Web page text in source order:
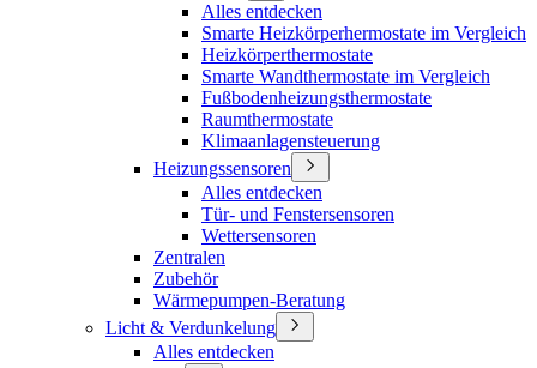
Alles entdecken
Smarte Heizkörperhermostate im Vergleich
Heizkörperthermostate
Smarte Wandthermostate im Vergleich
Fußbodenheizungsthermostate
Raumthermostate
Klimaanlagensteuerung
Heizungssensoren
Alles entdecken
Tür- und Fenstersensoren
Wettersensoren
Zentralen
Zubehör
Wärmepumpen-Beratung
Licht & Verdunkelung
Alles entdecken